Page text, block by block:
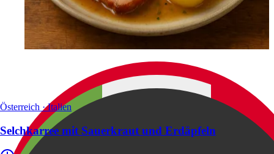
Österreich · Italien
Selchkarree mit Sauerkraut und Erdäpfeln